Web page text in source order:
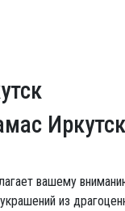
Иркутск
вашему
из